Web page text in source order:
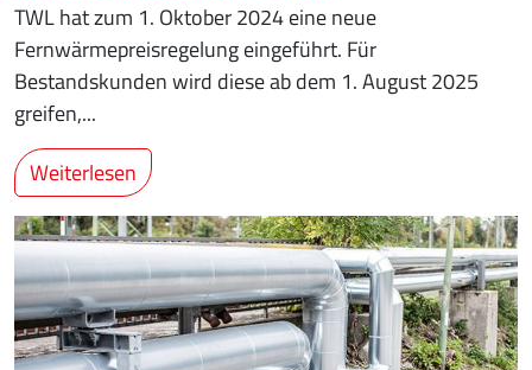
TWL hat zum 1. Oktober 2024 eine neue
Fernwärmepreisregelung eingeführt. Für
Bestandskunden wird diese ab dem 1. August 2025
greifen,...
Weiterlesen